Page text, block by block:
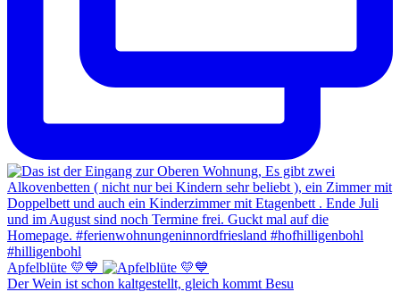
Apfelblüte 💛💙
Der Wein ist schon kaltgestellt, gleich kommt Besu